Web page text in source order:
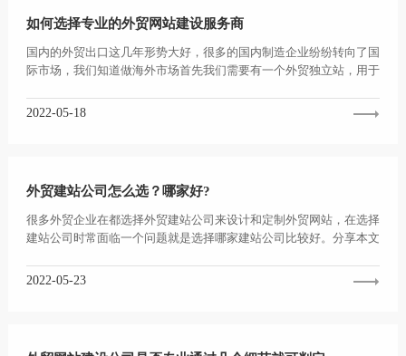
如何选择专业的外贸网站建设服务商
国内的外贸出口这几年形势大好，很多的国内制造企业纷纷转向了国
际市场，我们知道做海外市场首先我们需要有一个外贸独立站，用于
2022-05-18
外贸建站公司怎么选？哪家好?
很多外贸企业在都选择外贸建站公司来设计和定制外贸网站，在选择
建站公司时常面临一个问题就是选择哪家建站公司比较好。分享本文
2022-05-23